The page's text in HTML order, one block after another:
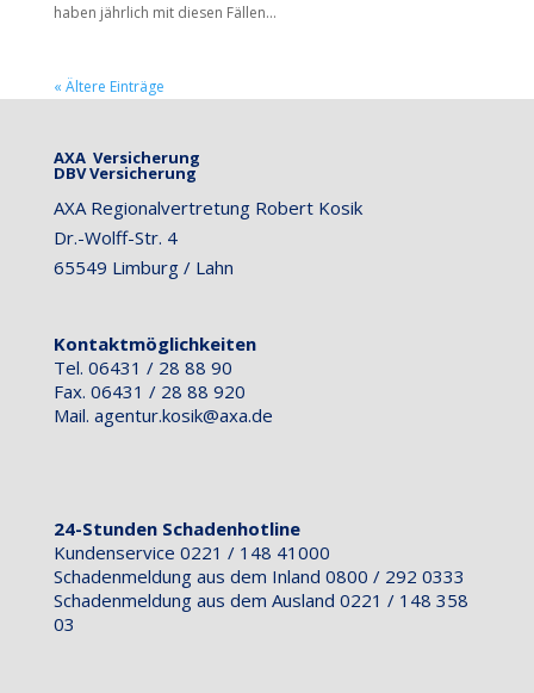
haben jährlich mit diesen Fällen...
« Ältere Einträge
AXA Versicherung
DBV Versicherung
AXA Regionalvertretung Robert Kosik
Dr.-Wolff-Str. 4
65549 Limburg / Lahn
Kontaktmöglichkeiten
Tel. 06431 / 28 88 90
Fax. 06431 / 28 88 920
Mail. agentur.kosik@axa.de
24-Stunden Schadenhotline
Kundenservice 0221 / 148 41000
Schadenmeldung aus dem Inland 0800 / 292 0333
Schadenmeldung aus dem Ausland 0221 / 148 358
03